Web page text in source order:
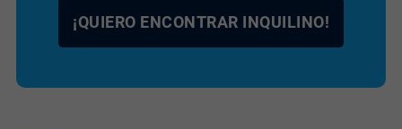
¡QUIERO ENCONTRAR INQUILINO!